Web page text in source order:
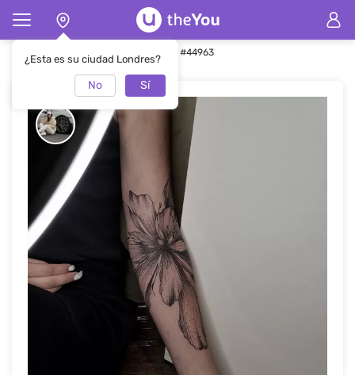
¿Esta es su ciudad Londres?
No Sí
Página de inicio Tatuaje Tatuaje #44963